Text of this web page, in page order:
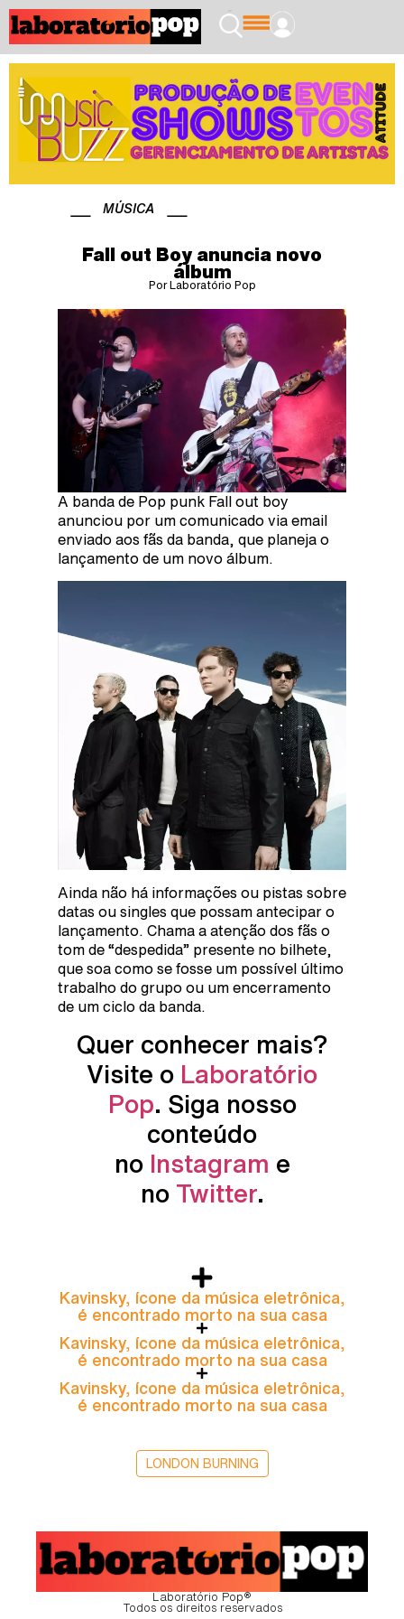
MÚSICA
Fall out Boy anuncia novo
álbum
Por Laboratório Pop
A banda de Pop punk Fall out boy
anunciou por um comunicado via email
enviado aos fãs da banda, que planeja o
lançamento de um novo álbum.
Ainda não há informações ou pistas sobre
datas ou singles que possam antecipar o
lançamento. Chama a atenção dos fãs o
tom de “despedida” presente no bilhete,
que soa como se fosse um possível último
trabalho do grupo ou um encerramento
de um ciclo da banda.
Quer conhecer mais?
Visite o Laboratório
Pop. Siga nosso
conteúdo
no Instagram e
no Twitter.
Kavinsky, ícone da música eletrônica,
é encontrado morto na sua casa
Kavinsky, ícone da música eletrônica,
é encontrado morto na sua casa
Kavinsky, ícone da música eletrônica,
é encontrado morto na sua casa
LONDON BURNING
Laboratório Pop®
Todos os direitos reservados